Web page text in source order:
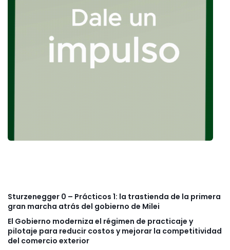
Sturzenegger 0 – Prácticos 1: la trastienda de la primera
gran marcha atrás del gobierno de Milei
El Gobierno moderniza el régimen de practicaje y
pilotaje para reducir costos y mejorar la competitividad
del comercio exterior